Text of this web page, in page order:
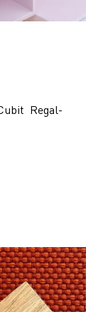
Regal-